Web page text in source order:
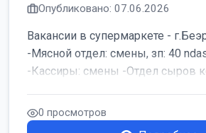
Опубликовано: 07.06.2026
Вакансии в супермаркете -
-Мясной отдел: смены, зп: 40
-Кассиры: смены -Отдел сыров
0 просмотров